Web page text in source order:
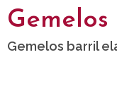
Gemelos barril